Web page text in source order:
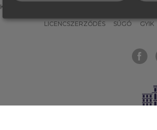
KÖNYVTÁROSOKNAK
LICENCSZERZŐDÉS SÚGÓ GYIK